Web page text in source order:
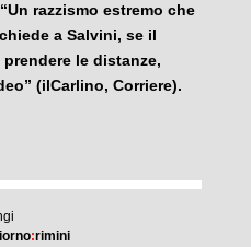
razzismo estremo che
a Salvini, se il
le distanze,
(ilCarlino, Corriere).
:rimini